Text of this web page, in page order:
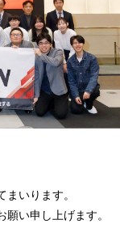
いります。
い申し上げます。